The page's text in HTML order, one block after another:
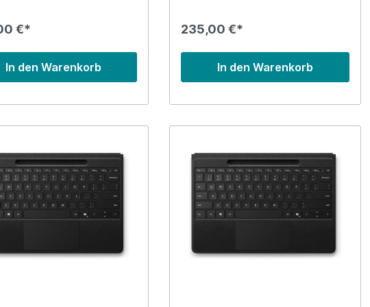
€*
In den Warenkorb
235,00 €*
In den Warenkorb